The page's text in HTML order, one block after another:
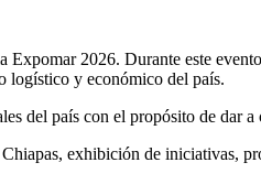
2026. Durante este
logístico y económico del país.
del país con el propósito de dar a
exhibición de iniciativas,